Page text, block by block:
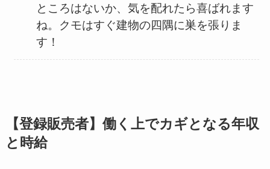
ところはないか、気を配れたら喜ばれます
ね。クモはすぐ建物の四隅に巣を張りま
す！
【登録販売者】働く上でカギとなる年収
と時給